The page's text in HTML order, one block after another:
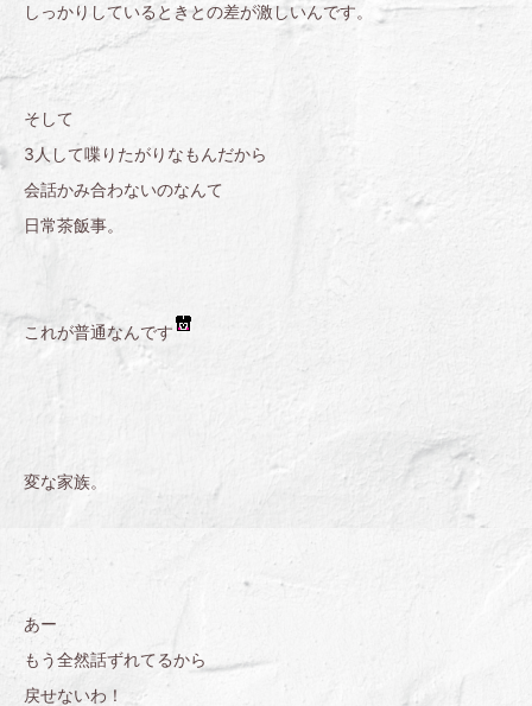
しっかりしているときとの差が激しいんです。
そして
3人して喋りたがりなもんだから
会話かみ合わないのなんて
日常茶飯事。
これが普通なんです
変な家族。
あー
もう全然話ずれてるから
戻せないわ！